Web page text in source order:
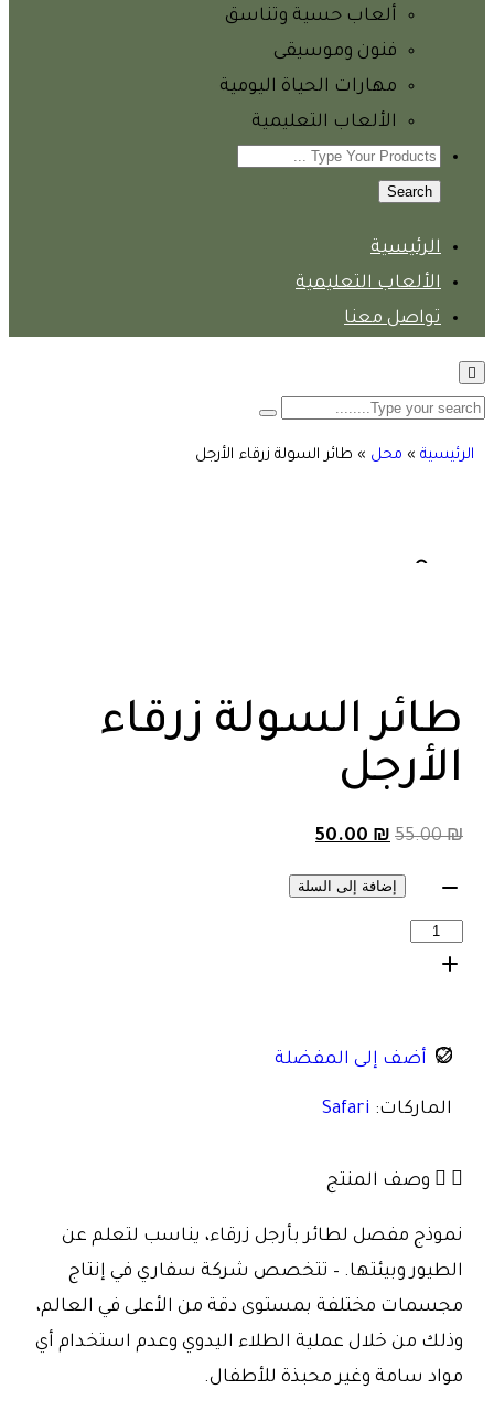
ألعاب حسية وتناسق
فنون وموسيقى
مهارات الحياة اليومية
الألعاب التعليمية
Search
الرئيسية
الألعاب التعليمية
تواصل معنا
الرئيسية » محل » طائر السولة زرقاء الأرجل
طائر السولة زرقاء
الأرجل
55.00₪
50.00₪
إضافة إلى السلة
أضف إلى المفضلة
الماركات: Safari
وصف المنتج
نموذج مفصل لطائر بأرجل زرقاء، يناسب لتعلم عن
الطيور وبيئتها. – تتخصص شركة سفاري في إنتاج
مجسمات مختلفة بمستوى دقة من الأعلى في العالم،
وذلك من خلال عملية الطلاء اليدوي وعدم استخدام أي
مواد سامة وغير محبذة للأطفال.